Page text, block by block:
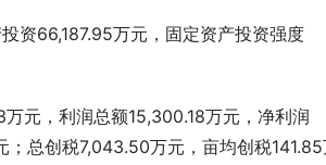
资66,187.95万元，固定资产投资强度
元，利润总额15,300.18万元，净利润
总创税7,043.50万元，亩均创税